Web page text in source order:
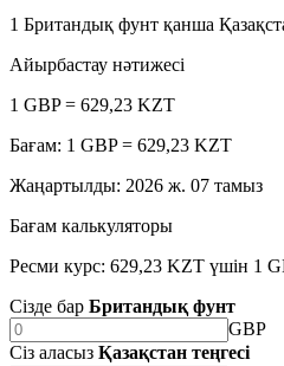
1 Британдық фунт қанша
Айырбастау нәтижесі
1 GBP = 629,23 KZT
Бағам: 1 GBP = 629,23 KZT
Жаңартылды: 2026 ж. 07 тамыз
Бағам калькуляторы
Ресми курс: 629,23 KZT үшін 1
Сізде бар Британдық фунт
GBP
Сіз аласыз Қазақстан теңгесі